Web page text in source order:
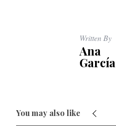
Written By
Ana
García
You may also like